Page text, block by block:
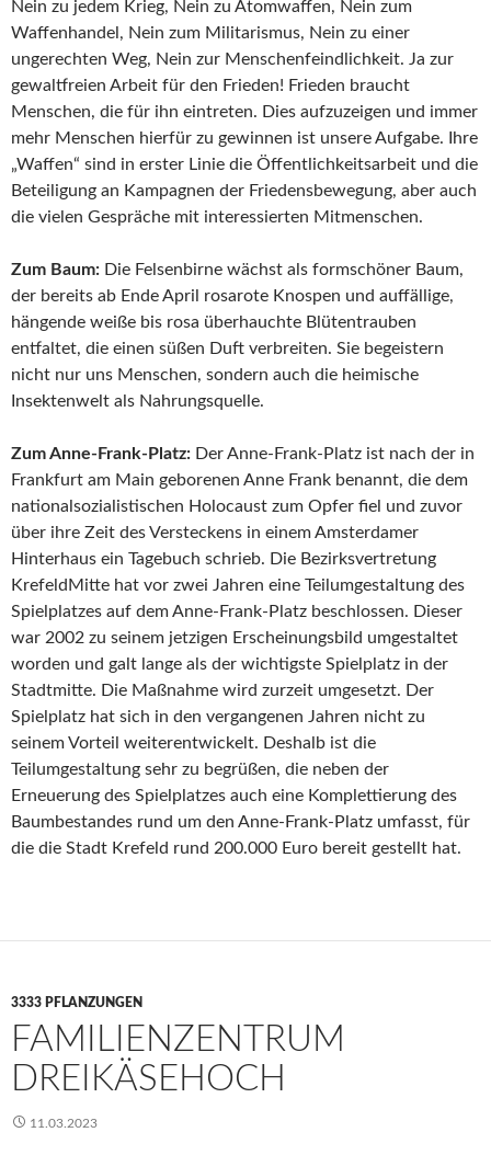
Nein zu jedem Krieg, Nein zu Atomwaffen, Nein zum
Waffenhandel, Nein zum Militarismus, Nein zu einer
ungerechten Weg, Nein zur Menschenfeindlichkeit. Ja zur
gewaltfreien Arbeit für den Frieden! Frieden braucht
Menschen, die für ihn eintreten. Dies aufzuzeigen und immer
mehr Menschen hierfür zu gewinnen ist unsere Aufgabe. Ihre
„Waffen“ sind in erster Linie die Öffentlichkeitsarbeit und die
Beteiligung an Kampagnen der Friedensbewegung, aber auch
die vielen Gespräche mit interessierten Mitmenschen.
Zum Baum: Die Felsenbirne wächst als formschöner Baum,
der bereits ab Ende April rosarote Knospen und auffällige,
hängende weiße bis rosa überhauchte Blütentrauben
entfaltet, die einen süßen Duft verbreiten. Sie begeistern
nicht nur uns Menschen, sondern auch die heimische
Insektenwelt als Nahrungsquelle.
Zum Anne-Frank-Platz: Der Anne-Frank-Platz ist nach der in
Frankfurt am Main geborenen Anne Frank benannt, die dem
nationalsozialistischen Holocaust zum Opfer fiel und zuvor
über ihre Zeit des Versteckens in einem Amsterdamer
Hinterhaus ein Tagebuch schrieb. Die Bezirksvertretung
KrefeldMitte hat vor zwei Jahren eine Teilumgestaltung des
Spielplatzes auf dem Anne-Frank-Platz beschlossen. Dieser
war 2002 zu seinem jetzigen Erscheinungsbild umgestaltet
worden und galt lange als der wichtigste Spielplatz in der
Stadtmitte. Die Maßnahme wird zurzeit umgesetzt. Der
Spielplatz hat sich in den vergangenen Jahren nicht zu
seinem Vorteil weiterentwickelt. Deshalb ist die
Teilumgestaltung sehr zu begrüßen, die neben der
Erneuerung des Spielplatzes auch eine Komplettierung des
Baumbestandes rund um den Anne-Frank-Platz umfasst, für
die die Stadt Krefeld rund 200.000 Euro bereit gestellt hat.
3333 PFLANZUNGEN
FAMILIENZENTRUM
DREIKÄSEHOCH
11.03.2023